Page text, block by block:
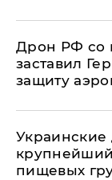
​Дрон РФ со
заставил
защиту
Украинские
пищевых